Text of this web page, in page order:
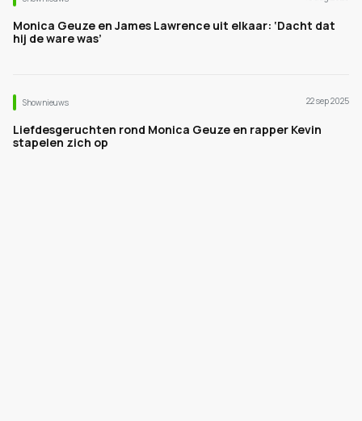
Monica Geuze en James Lawrence uit elkaar: ‘Dacht dat
hij de ware was’
Shownieuws 22 sep 2025
Liefdesgeruchten rond Monica Geuze en rapper Kevin
stapelen zich op